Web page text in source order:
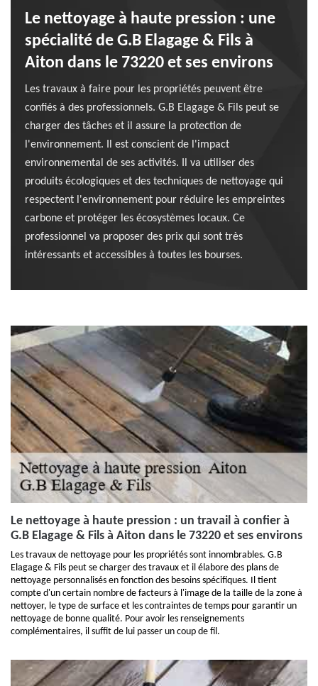
Le nettoyage à haute pression : une
spécialité de G.B Elagage & Fils à
Aiton dans le 73220 et ses environs
Les travaux à faire pour les propriétés peuvent être
confiés à des professionnels. G.B Elagage & Fils peut se
charger des tâches et il assure la protection de
l'environnement. Il est conscient de l'impact
environnemental de ses activités. Il va utiliser des
produits écologiques et des techniques de nettoyage qui
respectent l'environnement pour réduire les empreintes
carbone et protéger les écosystèmes locaux. Ce
professionnel va proposer des prix qui sont très
intéressants et accessibles à toutes les bourses.
Le nettoyage à haute pression : un travail à confier à
G.B Elagage & Fils à Aiton dans le 73220 et ses environs
Les travaux de nettoyage pour les propriétés sont innombrables. G.B
Elagage & Fils peut se charger des travaux et il élabore des plans de
nettoyage personnalisés en fonction des besoins spécifiques. Il tient
compte d'un certain nombre de facteurs à l'image de la taille de la zone à
nettoyer, le type de surface et les contraintes de temps pour garantir un
nettoyage de bonne qualité. Pour avoir les renseignements
complémentaires, il suffit de lui passer un coup de fil.